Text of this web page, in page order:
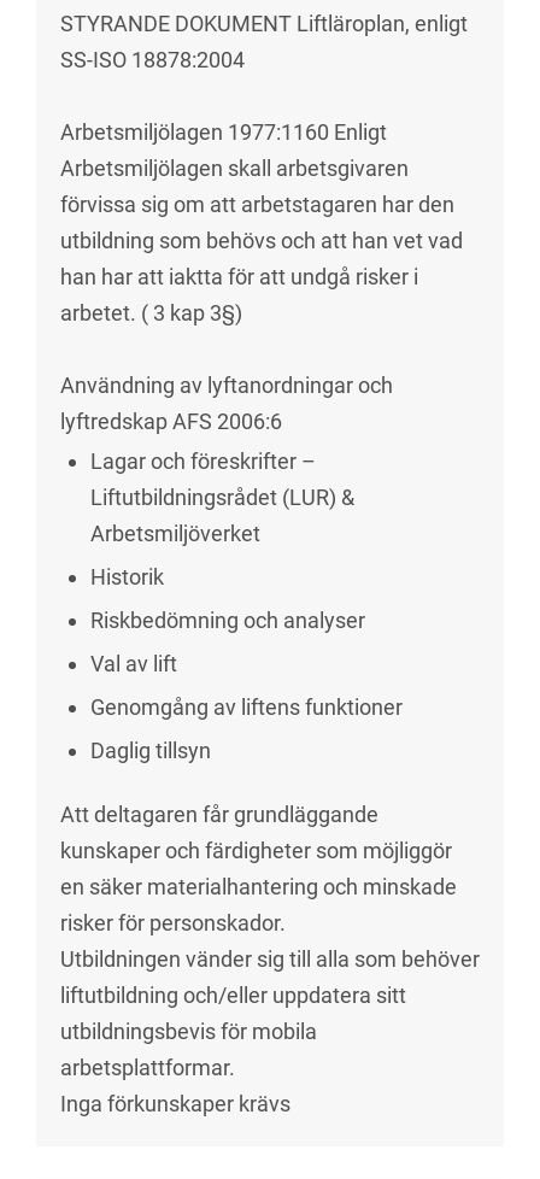
STYRANDE DOKUMENT Liftläroplan, enligt
SS-ISO 18878:2004
Arbetsmiljölagen 1977:1160 Enligt
Arbetsmiljölagen skall arbetsgivaren
förvissa sig om att arbetstagaren har den
utbildning som behövs och att han vet vad
han har att iaktta för att undgå risker i
arbetet. ( 3 kap 3§)
Användning av lyftanordningar och
lyftredskap AFS 2006:6
Lagar och föreskrifter –
Liftutbildningsrådet (LUR) &
Arbetsmiljöverket
Historik
Riskbedömning och analyser
Val av lift
Genomgång av liftens funktioner
Daglig tillsyn
Att deltagaren får grundläggande
kunskaper och färdigheter som möjliggör
en säker materialhantering och minskade
risker för personskador.
Utbildningen vänder sig till alla som behöver
liftutbildning och/eller uppdatera sitt
utbildningsbevis för mobila
arbetsplattformar.
Inga förkunskaper krävs